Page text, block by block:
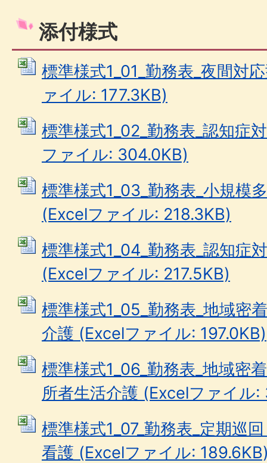
添付様式
標準様式1_01_勤務表_夜間対
ァイル: 177.3KB)
標準様式1_02_勤務表_認知症
ファイル: 304.0KB)
標準様式1_03_勤務表_小規模
(Excelファイル: 218.3KB)
標準様式1_04_勤務表_認知症
(Excelファイル: 217.5KB)
標準様式1_05_勤務表_地域密
介護 (Excelファイル: 197.0KB)
標準様式1_06_勤務表_地域密
所者生活介護 (Excelファイル:
標準様式1_07_勤務表_定期巡
看護 (Excelファイル: